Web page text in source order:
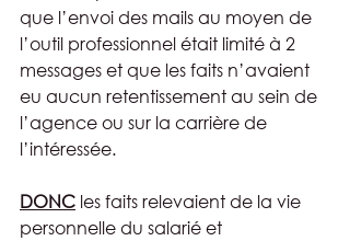
que l’envoi des mails au moyen de
l’outil professionnel était limité à 2
messages et que les faits n’avaient
eu aucun retentissement au sein de
l’agence ou sur la carrière de
l’intéressée.
DONC les faits relevaient de la vie
personnelle du salarié et